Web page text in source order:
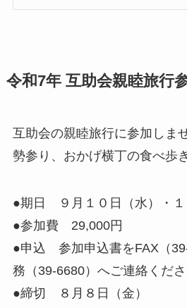
令和7年 互助会親睦旅行
互助会の親睦旅行に参加しま
勢参り、おかげ横丁の食べ歩
●期日 ９月１０日（水）・１
●参加費 29,000円
●申込 参加申込書をFAX（
務（39-6680）へご連絡くださ
●締切 ８月８日（金）